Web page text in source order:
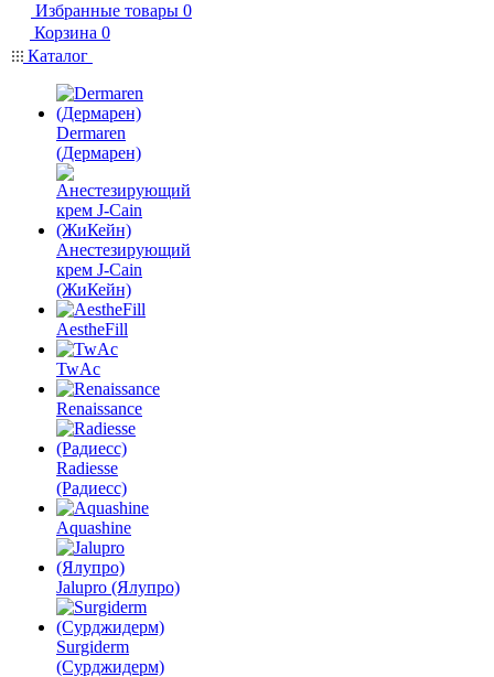
Избранные товары 0
Корзина 0
Каталог
Dermaren
(Дермарен)
Анестезирующий
крем J-Cain
(ЖиКейн)
AestheFill
TwAc
Renaissance
Radiesse
(Радиесс)
Aquashine
Jalupro (Ялупро)
Surgiderm
(Сурджидерм)